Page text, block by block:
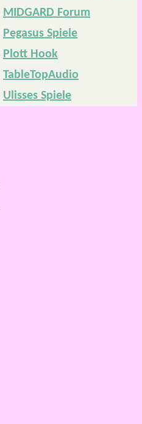
MIDGARD Forum
Pegasus Spiele
Plott Hook
TableTopAudio
Ulisses Spiele